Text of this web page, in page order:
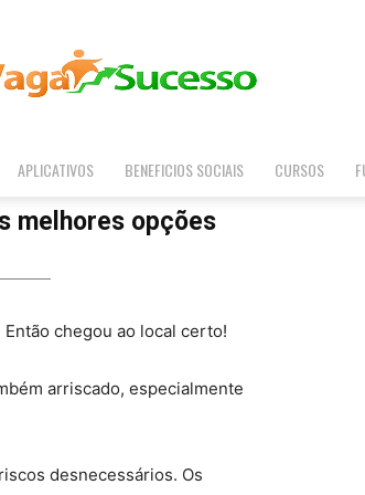
Vaga
APLICATIVOS BENEFICIOS SOCIAIS CURSOS
melhores opções
Então chegou ao local certo!
arriscado, especialmente
desnecessários. Os